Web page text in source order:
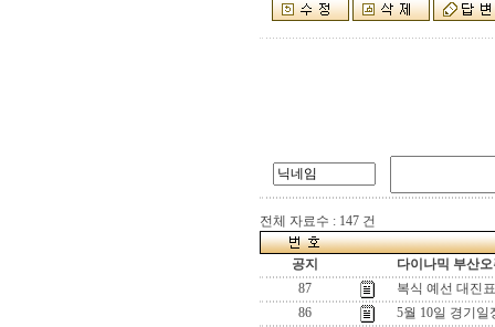
전체 자료수 : 147 건
공지
다이나믹 부산
87
복식 예선 대진표
86
5월 10일 경기일